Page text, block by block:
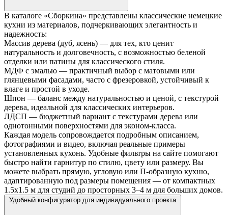
В каталоге «Сборкина» представлены классические немецкие
кухни из материалов, подчеркивающих элегантность и
надежность:
Массив дерева (дуб, ясень) — для тех, кто ценит
натуральность и долговечность, с возможностью беленой
отделки или патины для классического стиля.
МДФ с эмалью — практичный выбор с матовыми или
глянцевыми фасадами, часто с фрезеровкой, устойчивый к
влаге и простой в уходе.
Шпон — баланс между натуральностью и ценой, с текстурой
дерева, идеальной для классических интерьеров.
ЛДСП — бюджетный вариант с текстурами дерева или
однотонными поверхностями для эконом-класса.
Каждая модель сопровождается подробным описанием,
фотографиями и видео, включая реальные примеры
установленных кухонь. Удобные фильтры на сайте помогают
быстро найти гарнитур по стилю, цвету или размеру. Вы
можете выбрать прямую, угловую или П-образную кухню,
адаптированную под размеры помещения — от компактных
1.5х1.5 м для студий до просторных 3–4 м для больших домов.
Удобный конфигуратор для индивидуального проекта